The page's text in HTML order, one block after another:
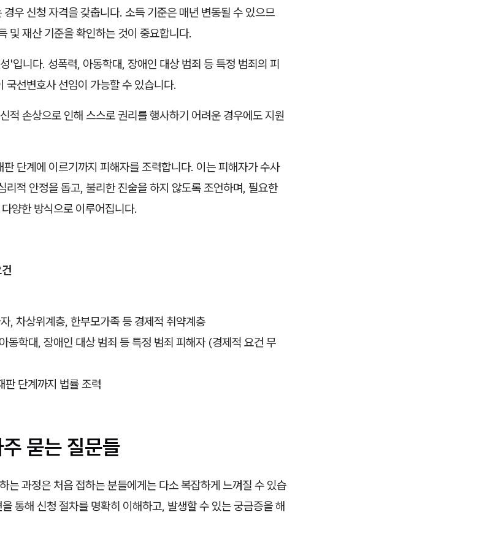
우 신청 자격을 갖춥니다. 소득 기준은 매년 변동될 수 있으므
및 재산 기준을 확인하는 것이 중요합니다.
'입니다. 성폭력, 아동학대, 장애인 대상 범죄 등 특정 범죄의 피
국선변호사 선임이 가능할 수 있습니다.
적 손상으로 인해 스스로 권리를 행사하기 어려운 경우에도 지원
단계에 이르기까지 피해자를 조력합니다. 이는 피해자가 수사
리적 안정을 돕고, 불리한 진술을 하지 않도록 조언하며, 필요한
양한 방식으로 이루어집니다.
, 차상위계층, 한부모가족 등 경제적 취약계층
동학대, 장애인 대상 범죄 등 특정 범죄 피해자 (경제적 요건 무
판 단계까지 법률 조력
묻는 질문들
는 과정은 처음 접하는 분들에게는 다소 복잡하게 느껴질 수 있습
통해 신청 절차를 명확히 이해하고, 발생할 수 있는 궁금증을 해